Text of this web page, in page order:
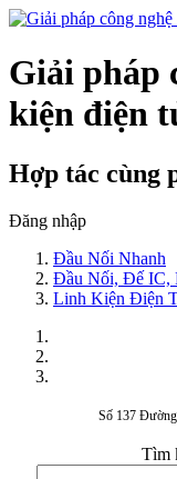
Giải pháp
kiện điện
Hợp tác cùng
Đăng nhập
Đầu Nối Nhanh
Đầu Nối, Đế IC,
Linh Kiện Điện
Số 137
Tìm